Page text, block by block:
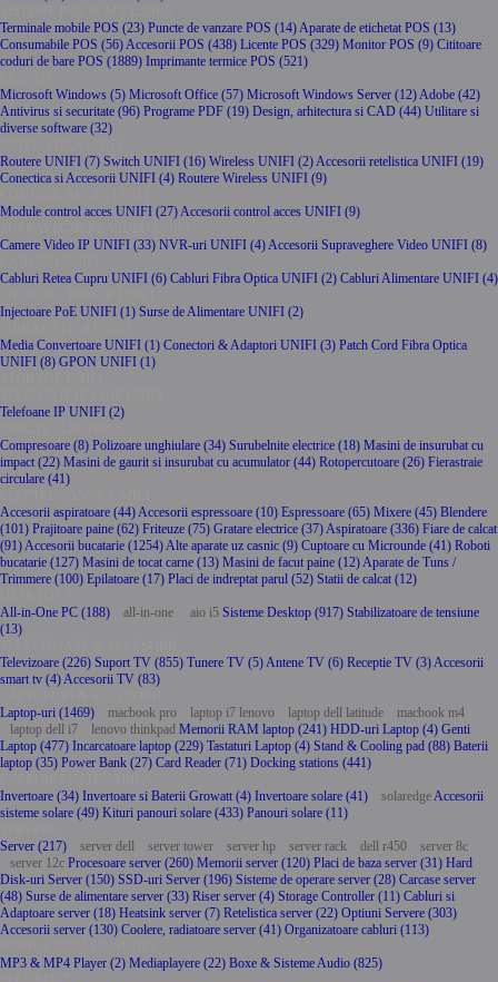
Terminale mobile POS (23) Puncte de vanzare POS (14)Aparate de etichetat POS (13)
Consumabile POS (56)Accesorii POS (438) Licente POS (329) Monitor POS (9) Cititoare
coduri de bare POS (1889) Imprimante termice POS (521)
Microsoft Windows (5) Microsoft Office (57) Microsoft Windows Server (12)Adobe (42)
Antivirus si securitate (96) Programe PDF (19) Design, arhitectura si CAD (44) Utilitare si
diverse software (32)
Routere UNIFI (7) Switch UNIFI (16) Wireless UNIFI (2)Accesorii retelistica UNIFI (19)
Conectica si Accesorii UNIFI (4) Routere Wireless UNIFI (9)
Module control acces UNIFI (27)Accesorii control acces UNIFI (9)
Camere Video IP UNIFI (33) NVR-uri UNIFI (4)Accesorii Supraveghere Video UNIFI (8)
Cabluri Retea Cupru UNIFI (6) Cabluri Fibra Optica UNIFI (2) Cabluri Alimentare UNIFI (4)
Injectoare PoE UNIFI (1) Surse de Alimentare UNIFI (2)
Media Convertoare UNIFI (1) Conectori & Adaptori UNIFI (3) Patch Cord Fibra Optica
UNIFI (8) GPON UNIFI (1)
Telefoane IP UNIFI (2)
Compresoare (8) Polizoare unghiulare (34) Surubelnite electrice (18) Masini de insurubat cu
impact (22) Masini de gaurit si insurubat cu acumulator (44) Rotopercutoare (26) Fierastraie
circulare (41)
Accesorii aspiratoare (44)Accesorii espressoare (10) Espressoare (65) Mixere (45) Blendere
(101) Prajitoare paine (62) Friteuze (75) Gratare electrice (37)Aspiratoare (336) Fiare de calcat
(91)Accesorii bucatarie (1254)Alte aparate uz casnic (9) Cuptoare cu Microunde (41) Roboti
bucatarie (127) Masini de tocat carne (13) Masini de facut paine (12)Aparate de Tuns /
Trimmere (100) Epilatoare (17) Placi de indreptat parul (52) Statii de calcat (12)
All-in-One PC (188)
all-in-one aio i5 Sisteme Desktop (917) Stabilizatoare de tensiune
(13)
Televizoare (226) Suport TV (855) Tunere TV (5)Antene TV (6) Receptie TV (3)Accesorii
smart tv (4)Accesorii TV (83)
Laptop-uri (1469)
macbook pro laptop i7 lenovo laptop dell latitude
macbook m4
laptop dell i7
lenovo thinkpad Memorii RAM laptop (241) HDD-uri Laptop (4) Genti
Laptop (477) Incarcatoare laptop (229) Tastaturi Laptop (4) Stand & Cooling pad (88) Baterii
laptop (35) Power Bank (27) Card Reader (71) Docking stations (441)
Invertoare (34) Invertoare si Baterii Growatt (4) Invertoare solare (41) solaredgeAccesorii
sisteme solare (49) Kituri panouri solare (433) Panouri solare (11)
Server (217)
server dell server tower server hp server rack dell r450
server 8c
server 12c Procesoare server (260) Memorii server (120) Placi de baza server (31) Hard
Disk-uri Server (150) SSD-uri Server (196) Sisteme de operare server (28) Carcase server
(48) Surse de alimentare server (33) Riser server (4) Storage Controller (11) Cabluri si
Adaptoare server (18) Heatsink server (7) Retelistica server (22) Optiuni Servere (303)
Accesorii server (130) Coolere, radiatoare server (41) Organizatoare cabluri (113)
MP3 & MP4 Player (2) Mediaplayere (22) Boxe & Sisteme Audio (825)